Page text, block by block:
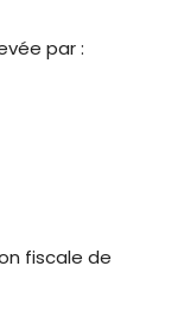
par :
fiscale de